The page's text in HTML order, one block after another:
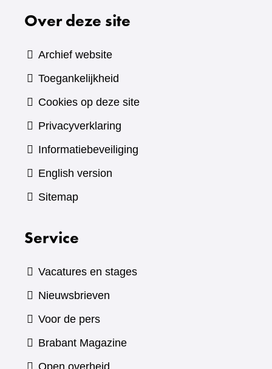
Over deze site
Archief website
Toegankelijkheid
Cookies op deze site
Privacyverklaring
Informatiebeveiliging
English version
Sitemap
Service
Vacatures en stages
Nieuwsbrieven
Voor de pers
Brabant Magazine(verwijst
Open overheid